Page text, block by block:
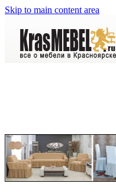
Skip to main content area